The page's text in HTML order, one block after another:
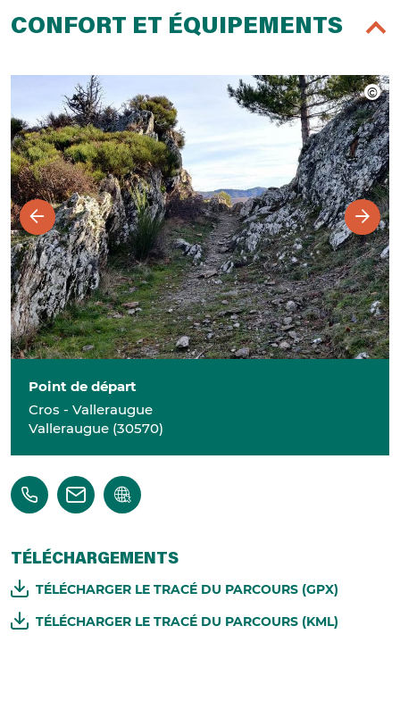
CONFORT ET ÉQUIPEMENTS
Point de départ
Cros - Valleraugue
Valleraugue (30570)
TÉLÉCHARGEMENTS
TÉLÉCHARGER LE TRACÉ DU PARCOURS (GPX)
TÉLÉCHARGER LE TRACÉ DU PARCOURS (KML)